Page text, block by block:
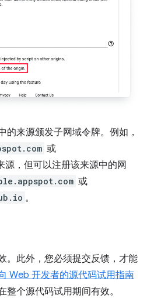
的来源颁发子网域令牌。例如，
或
源，但可以注册该来源中的网
或
。
。此外，您必须提交反馈，才能
Web 开发者的源代码试用指南
个源代码试用期间有效。